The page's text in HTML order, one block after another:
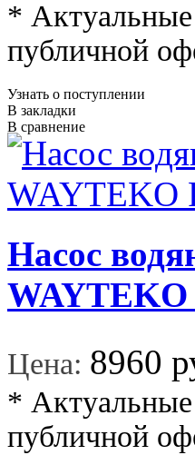
* Актуальные
публичной
Узнать о поступлении
В закладки
В сравнение
Насос
Цена: 8960
* Актуальные
публичной